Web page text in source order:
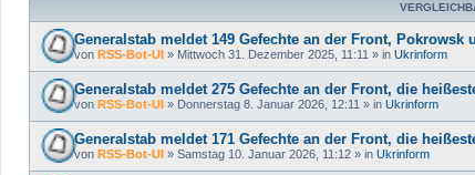
Generalstab meldet 149 Gefechte an der Front,
von RSS-Bot-UI » Mittwoch 31. Dezember 2025, 11:11 » in Ukrinform
Generalstab meldet 275 Gefechte an der Front, die
von RSS-Bot-UI » Donnerstag 8. Januar 2026, 12:11 » in Ukrinform
Generalstab meldet 171 Gefechte an der Front, die
von RSS-Bot-UI » Samstag 10. Januar 2026, 11:12 » in Ukrinform